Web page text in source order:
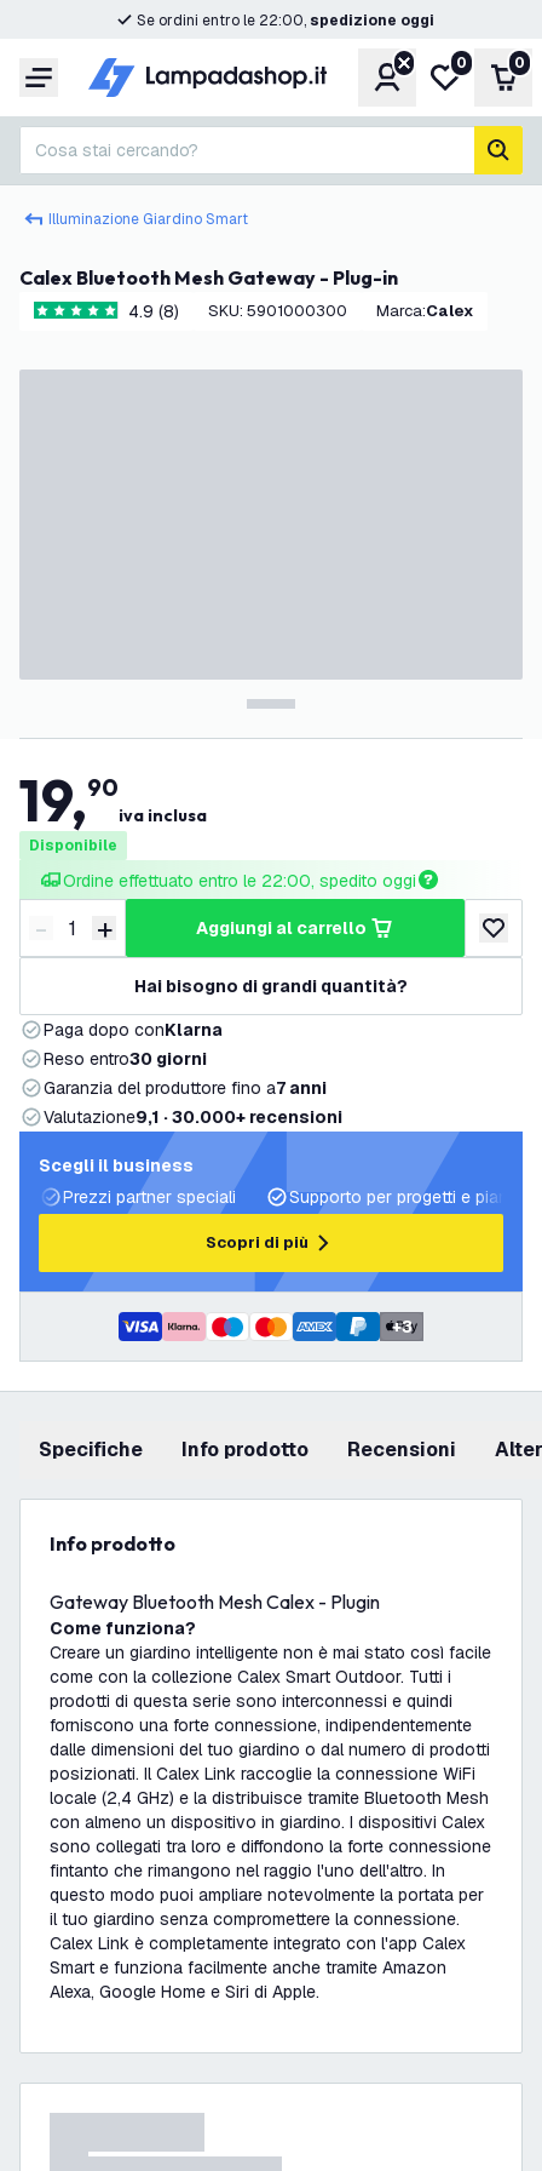
Se ordini entro le 22:00, spedizione oggi
Menu Account
Lista
0 0
Cosa stai cercando?
Illuminazione Giardino Smart
Calex Bluetooth Mesh Gateway - Plug-in
4.9 stelle di valutazione
4.9 (8) SKU: 5901000300 Marca: Calex
19,90
iva inclusa
Disponibile
Ordine effettuato entro le 22:00, spedito oggi
Riduci quantità
- Aumenta quantità
+ aggiungi al carrello
Hai bisogno di grandi quantità?
Paga dopo conKlarna
Reso entro30 giorni
Garanzia del produttore fino a7 anni
Valutazione9,1 · 30.000+ recensioni
Scegli il business
Prezzi partner speciali
Supporto per progetti e piani di
Scopri di più
+3
Specifiche info prodotto recensioni
info prodotto
Gateway Bluetooth Mesh Calex - Plugin
Come funziona?
Creare un giardino intelligente non è mai stato così facile
come con la collezione Calex Smart Outdoor. Tutti i
prodotti di questa serie sono interconnessi e quindi
forniscono una forte connessione, indipendentemente
dalle dimensioni del tuo giardino o dal numero di prodotti
posizionati. Il Calex Link raccoglie la connessione WiFi
locale (2,4 GHz) e la distribuisce tramite Bluetooth Mesh
con almeno un dispositivo in giardino. I dispositivi Calex
sono collegati tra loro e diffondono la forte connessione
fintanto che rimangono nel raggio l'uno dell'altro. In
questo modo puoi ampliare notevolmente la portata per
il tuo giardino senza compromettere la connessione.
Calex Link è completamente integrato con l'app Calex
Smart e funziona facilmente anche tramite Amazon
Alexa, Google Home e Siri di Apple.